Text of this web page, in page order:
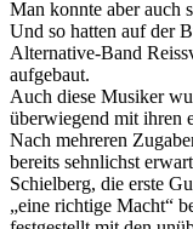
Man konnte aber auch
Und so hatten auf der
Alternative-Band
aufgebaut.
Auch diese Musiker
überwiegend mit ihren
Nach mehreren
bereits sehnlichst
Schielberg, die erste
„eine richtige Macht“